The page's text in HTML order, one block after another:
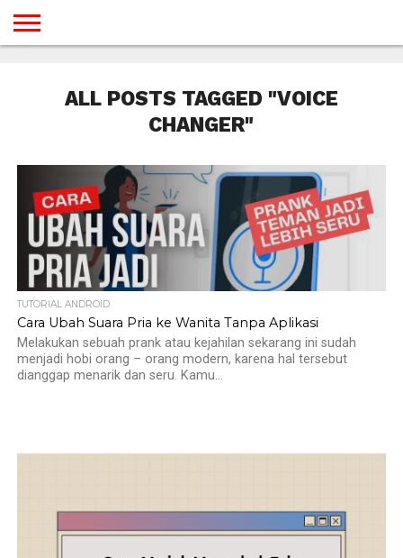
GAMES
DESAIN
ANDROID
YOUTUBE
INTERNET
WINDOWS
LINUX
MACINTOSH
MESSENGER
BLOGSPOT
WORDPRESS
PEMROGRAMAN
SERVERALL POSTS TAGGED "VOICE
CHANGER"
TUTORIAL ANDROID
Cara Ubah Suara Pria ke Wanita Tanpa Aplikasi
Melakukan sebuah prank atau kejahilan sekarang ini sudah
menjadi hobi orang – orang modern, karena hal tersebut
dianggap menarik dan seru. Kamu...